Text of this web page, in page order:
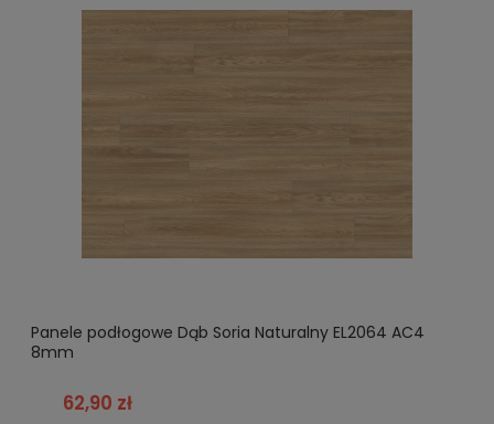
Panele podłogowe Dąb Soria Naturalny EL2064 AC4
8mm
62,90 zł